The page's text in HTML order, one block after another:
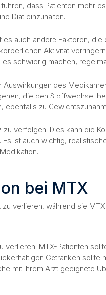
dass Patienten mehr
Diät einzuhalten.
auch andere Faktoren,
Aktivität
schwierig machen,
des
die den Stoffwechsel
ebenfalls zu
verfolgen. Dies kann die
ist auch wichtig,
bei MTX
verlieren, während sie
MTX-Patienten
Getränken sollte
mit ihrem Arzt geeignete